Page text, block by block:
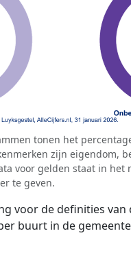
tonen het
zijn eigendom,
voor gelden staat in het
te geven.
voor de definities van
buurt in de